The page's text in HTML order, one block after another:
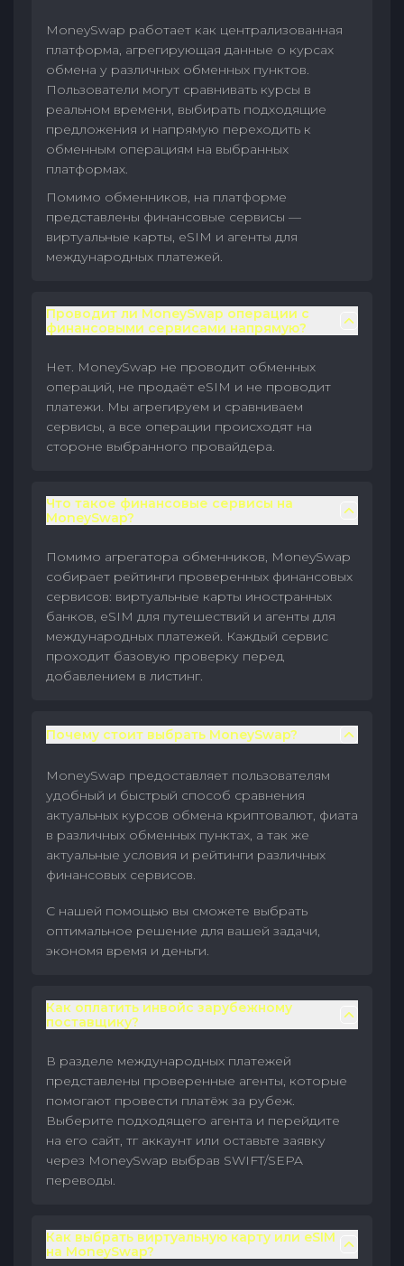
MoneySwap работает как централизованная
платформа, агрегирующая данные о курсах
обмена у различных обменных пунктов.
Пользователи могут сравнивать курсы в
реальном времени, выбирать подходящие
предложения и напрямую переходить к
обменным операциям на выбранных
платформах.
Помимо обменников, на платформе
представлены финансовые сервисы —
виртуальные карты, eSIM и агенты для
международных платежей.
Проводит ли MoneySwap операции с
финансовыми сервисами напрямую?
Нет. MoneySwap не проводит обменных
операций, не продаёт eSIM и не проводит
платежи. Мы агрегируем и сравниваем
сервисы, а все операции происходят на
стороне выбранного провайдера.
Что такое финансовые сервисы на
MoneySwap?
Помимо агрегатора обменников, MoneySwap
собирает рейтинги проверенных финансовых
сервисов: виртуальные карты иностранных
банков, eSIM для путешествий и агенты для
международных платежей. Каждый сервис
проходит базовую проверку перед
добавлением в листинг.
Почему стоит выбрать MoneySwap?
MoneySwap предоставляет пользователям
удобный и быстрый способ сравнения
актуальных курсов обмена криптовалют, фиата
в различных обменных пунктах, а так же
актуальные условия и рейтинги различных
финансовых сервисов.
С нашей помощью вы сможете выбрать
оптимальное решение для вашей задачи,
экономя время и деньги.
Как оплатить инвойс зарубежному
поставщику?
В разделе международных платежей
представлены проверенные агенты, которые
помогают провести платёж за рубеж.
Выберите подходящего агента и перейдите
на его сайт, тг аккаунт или оставьте заявку
через MoneySwap выбрав SWIFT/SEPA
переводы.
Как выбрать виртуальную карту или eSIM
на MoneySwap?